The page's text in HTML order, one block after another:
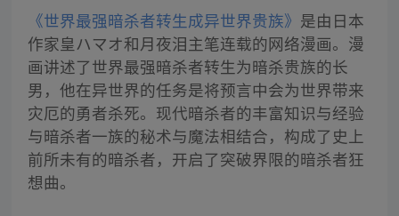
《世界最强暗杀者转生成异世界贵族》 是由日本
作家皇ハマオ和月夜泪主笔连载的网络漫画。漫
画讲述了世界最强暗杀者转生为暗杀贵族的长
男，他在异世界的任务是将预言中会为世界带来
灾厄的勇者杀死。现代暗杀者的丰富知识与经验
与暗杀者一族的秘术与魔法相结合，构成了史上
前所未有的暗杀者，开启了突破界限的暗杀者狂
想曲。